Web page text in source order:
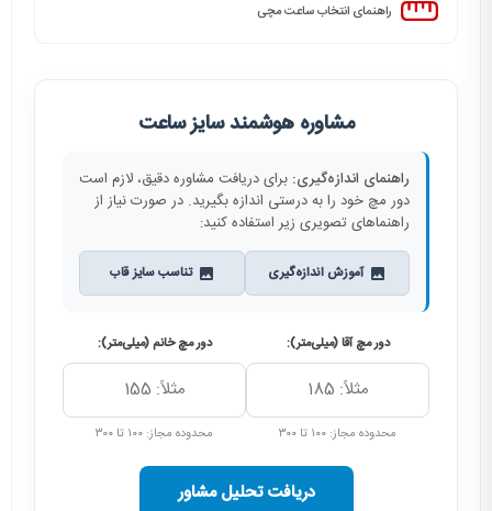
راهنمای انتخاب ساعت مچی
مشاوره هوشمند سایز ساعت
راهنمای اندازه‌گیری: برای دریافت مشاوره دقیق، لازم است
دور مچ خود را به درستی اندازه بگیرید. در صورت نیاز از
راهنماهای تصویری زیر استفاده کنید:
آموزش اندازه‌گیری تناسب سایز قاب
دور مچ آقا (میلی‌متر):
محدوده مجاز: ۱۰۰ تا ۳۰۰
دور مچ خانم (میلی‌متر):
محدوده مجاز: ۱۰۰ تا ۳۰۰
دریافت تحلیل مشاور